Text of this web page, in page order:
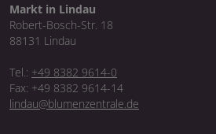
Markt in Lindau
Robert-Bosch-Str. 18
88131 Lindau
Tel.: +49 8382 9614-0
Fax: +49 8382 9614-14
lindau@blumenzentrale.de